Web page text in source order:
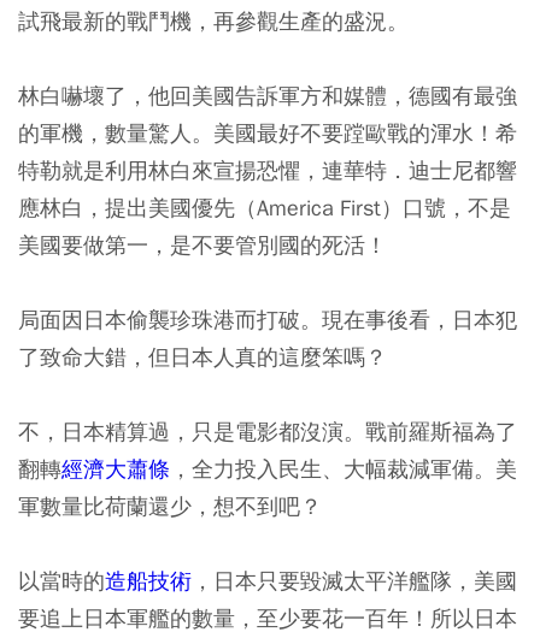
試飛最新的戰鬥機，再參觀生產的盛況。
林白嚇壞了，他回美國告訴軍方和媒體，德國有最強
的軍機，數量驚人。美國最好不要蹚歐戰的渾水！希
特勒就是利用林白來宣揚恐懼，連華特．迪士尼都響
應林白，提出美國優先（America First）口號，不是
美國要做第一，是不要管別國的死活！
局面因日本偷襲珍珠港而打破。現在事後看，日本犯
了致命大錯，但日本人真的這麼笨嗎？
不，日本精算過，只是電影都沒演。戰前羅斯福為了
翻轉經濟大蕭條 ，全力投入民生、大幅裁減軍備。美
軍數量比荷蘭還少，想不到吧？
以當時的造船技術 ，日本只要毀滅太平洋艦隊，美國
要追上日本軍艦的數量，至少要花一百年！所以日本